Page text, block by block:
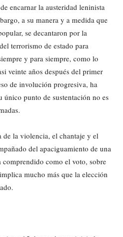
encarnar la austeridad leninista
a su manera y a medida que
se decantaron por la
terrorismo de estado para
y para siempre, como lo
veinte años después del primer
de involución progresiva, ha
único punto de sustentación no es
la violencia, el chantaje y el
del apaciguamiento de una
como el voto, sobre
mucho más que la elección